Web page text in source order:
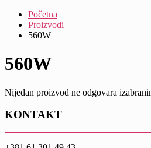
Početna
Proizvodi
560W
560W
Nijedan proizvod ne odgovara
KONTAKT